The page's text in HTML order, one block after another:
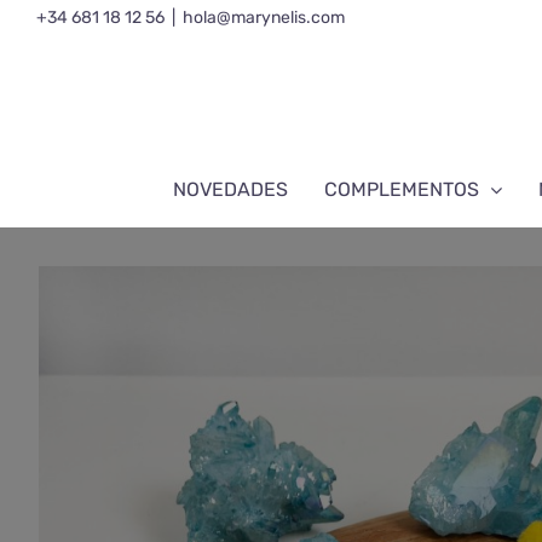
Saltar+34 681 18 12 56 hola@marynelis.com
NOVEDADES COMPLEMENTOS